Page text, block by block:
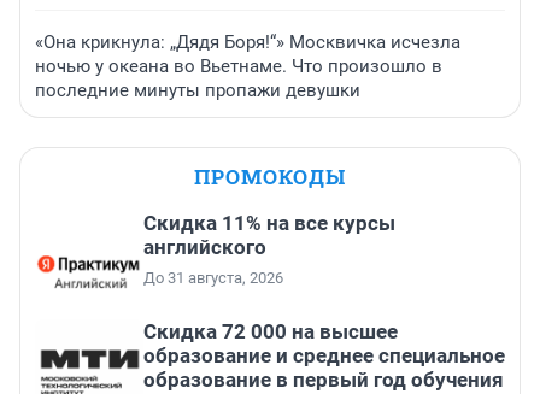
«Она крикнула: „Дядя Боря!“» Москвичка исчезла
ночью у океана во Вьетнаме. Что произошло в
последние минуты пропажи девушки
ПРОМОКОДЫ
Скидка 11% на все курсы
английского
До 31 августа, 2026
Скидка 72 000 на высшее
образование и среднее специальное
образование в первый год обучения